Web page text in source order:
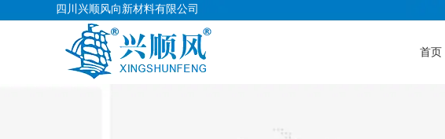
四川兴顺风向新材料有限公司
首页